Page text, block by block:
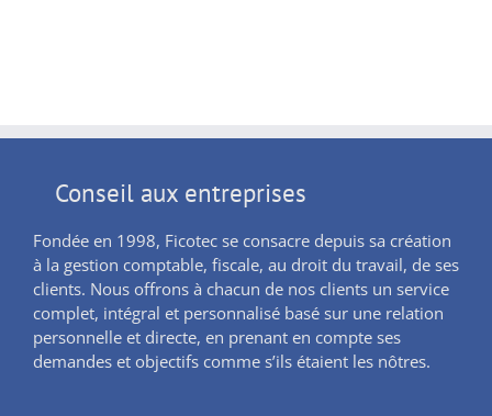
Conseil aux entreprises
Fondée en 1998, Ficotec se consacre depuis sa création
à la gestion comptable, fiscale, au droit du travail, de ses
clients. Nous offrons à chacun de nos clients un service
complet, intégral et personnalisé basé sur une relation
personnelle et directe, en prenant en compte ses
demandes et objectifs comme s’ils étaient les nôtres.